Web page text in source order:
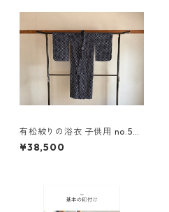
有松絞りの浴衣 子供用 no.50
95
¥38,500